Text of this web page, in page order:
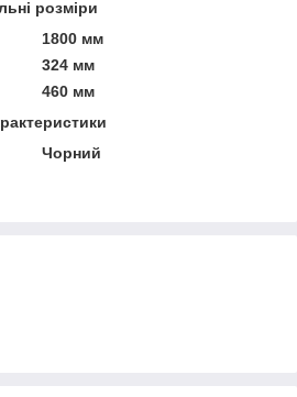
розміри
1800 мм
324 мм
460 мм
Чорний